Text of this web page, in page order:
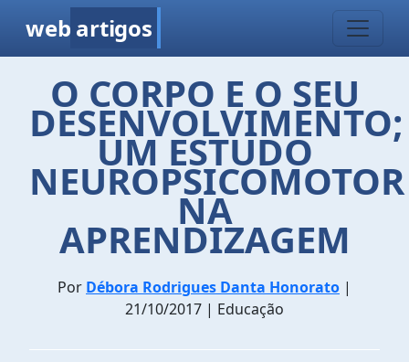
web artigos
O CORPO E O SEU
DESENVOLVIMENTO;
UM ESTUDO
NEUROPSICOMOTOR
NA
APRENDIZAGEM
Por Débora Rodrigues Danta Honorato |
21/10/2017 | Educação